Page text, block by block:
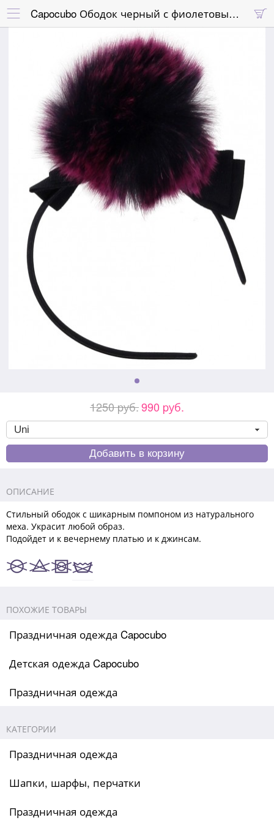
 
Capocubo Ободок черный с фиолетовым помпоном из натурального меха
1250 pуб.990 pуб.
ОПИСАНИЕ
Стильный ободок с шикарным помпоном из натурального
меха. Украсит любой образ.
Подойдет и к вечернему платью и к джинсам.
ПОХОЖИЕ ТОВАРЫ
Праздничная одежда Capocubo
Детская одежда Capocubo
Праздничная одежда
КАТЕГОРИИ
Праздничная одежда
Шапки, шарфы, перчатки
Праздничная одежда